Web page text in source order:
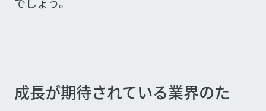
成長が期待されている業界のた